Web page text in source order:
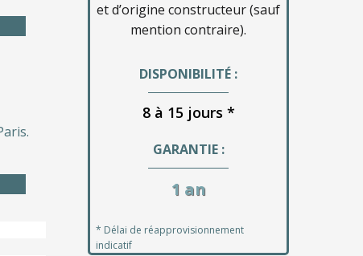
et d’origine constructeur (sauf
mention contraire).
DISPONIBILITÉ :
8 à 15 jours *
GARANTIE :
1 an
* Délai de réapprovisionnement
indicatif